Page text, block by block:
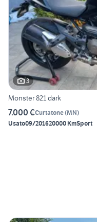
3
Monster 821 dark
7.000 €Curtatone(MN)
Usato09/201620000 KmSport